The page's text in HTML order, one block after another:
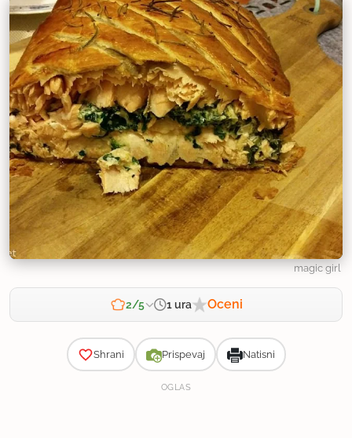
magic girl
2/5 1 ura Oceni
Shrani Prispevaj Natisni
OGLAS